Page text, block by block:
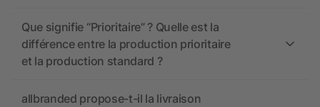
Que signifie “Prioritaire” ? Quelle est la
différence entre la production prioritaire
et la production standard ?
allbranded propose-t-il la livraison